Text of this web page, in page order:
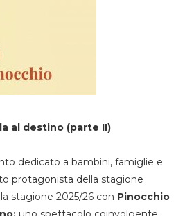
al destino (parte II)
dedicato a bambini, famiglie e
protagonista della stagione
stagione 2025/26 con Pinocchio